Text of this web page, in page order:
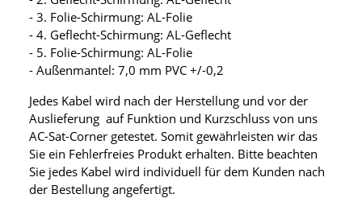
- 3. Folie-Schirmung: AL-Folie
- 4. Geflecht-Schirmung: AL-Geflecht
- 5. Folie-Schirmung: AL-Folie
- Außenmantel: 7,0 mm PVC +/-0,2
Jedes Kabel wird nach der Herstellung und vor der
Auslieferung auf Funktion und Kurzschluss von uns
AC-Sat-Corner getestet. Somit gewährleisten wir das
Sie ein Fehlerfreies Produkt erhalten. Bitte beachten
Sie jedes Kabel wird individuell für dem Kunden nach
der Bestellung angefertigt.